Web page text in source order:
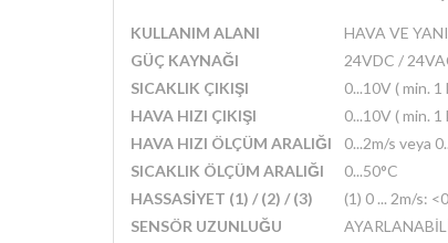
KULLANIM ALANI
HAVA VE
GÜÇ KAYNAĞI
24VDC /
SICAKLIK ÇIKIŞI
0...10V ( min.
HAVA HIZI ÇIKIŞI
0...10V ( min.
HAVA HIZI ÖLÇÜM ARALIĞI
0...2m/s veya
SICAKLIK ÖLÇÜM ARALIĞI
0...50°C
HASSASİYET (1) / (2) / (3)
(1) 0 ... 2m/s:
SENSÖR UZUNLUĞU